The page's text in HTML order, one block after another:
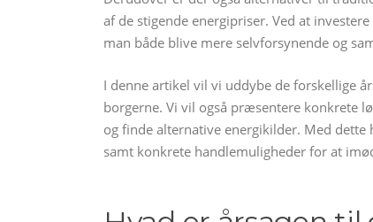
af de stigende energipriser. Ved at
man både blive mere selvforsynende og
I denne artikel vil vi uddybe de forskellige
borgerne. Vi vil også præsentere konkrete
og finde alternative energikilder. Med
samt konkrete handlemuligheder for at